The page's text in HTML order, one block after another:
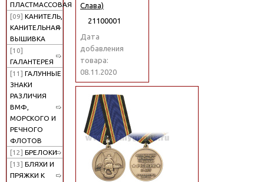
ПЛАСТМАССОВАЯ
[09] КАНИТЕЛЬ,
КАНИТЕЛЬНАЯ
ВЫШИВКА
[10]
ГАЛАНТЕРЕЯ
[11] ГАЛУННЫЕ
ЗНАКИ
РАЗЛИЧИЯ
ВМФ,
МОРСКОГО И
РЕЧНОГО
ФЛОТОВ
[12] БРЕЛОКИ
[13] БЛЯХИ И
ПРЯЖКИ К
Слава)
21100001
Дата
добавления
товара:
08.11.2020